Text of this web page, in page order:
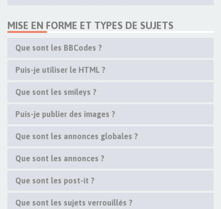
MISE EN FORME ET TYPES DE SUJETS
Que sont les BBCodes ?
Puis-je utiliser le HTML ?
Que sont les smileys ?
Puis-je publier des images ?
Que sont les annonces globales ?
Que sont les annonces ?
Que sont les post-it ?
Que sont les sujets verrouillés ?